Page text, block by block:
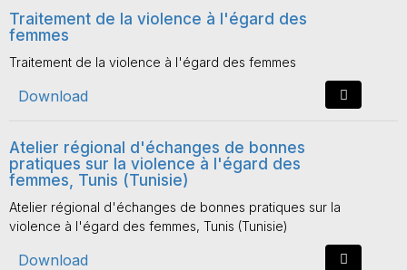
Traitement de la violence à l'égard des
femmes
Traitement de la violence à l'égard des femmes
Download
Atelier régional d'échanges de bonnes
pratiques sur la violence à l'égard des
femmes, Tunis (Tunisie)
Atelier régional d'échanges de bonnes pratiques sur la
violence à l'égard des femmes, Tunis (Tunisie)
Download